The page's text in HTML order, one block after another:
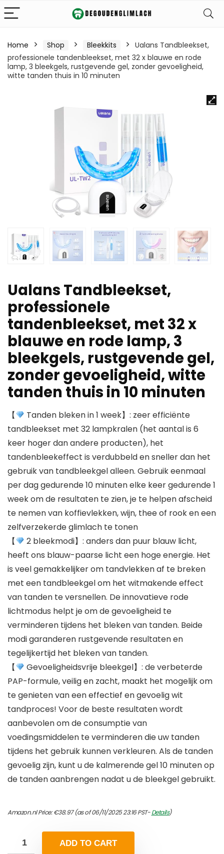
Home Shop Bleekkits
Ualans Tandbleekset,
professionele tandenbleekset, met 32 x blauwe en rode
lamp, 3 bleekgels, rustgevende gel, zonder gevoeligheid,
witte tanden thuis in 10 minuten
Ualans Tandbleekset,
professionele
tandenbleekset, met 32 x
blauwe en rode lamp, 3
bleekgels, rustgevende gel,
zonder gevoeligheid, witte
tanden thuis in 10 minuten
【
Tanden bleken in 1 week】: zeer efficiënte
tandbleekset met 32 lampkralen (het aantal is 6
keer hoger dan andere producten), het
tandenbleekeffect is verdubbeld en sneller dan het
gebruik van tandbleekgel alleen. Gebruik eenmaal
per dag gedurende 10 minuten elke keer gedurende 1
week om de resultaten te zien, je te helpen afscheid
te nemen van koffievlekken, wijn, thee of rook en een
zelfverzekerde glimlach te tonen
【
2 bleekmodi】: anders dan puur blauw licht,
heeft ons blauw-paarse licht een hoge energie. Het
is veel gemakkelijker om tandvlekken af te breken
met een tandbleekgel om het witmakende effect
van tanden te versnellen. De innovatieve rode
lichtmodus helpt je om de gevoeligheid te
verminderen tijdens het bleken van tanden. Beide
modi garanderen rustgevende resultaten en
tegelijkertijd het bleken van tanden.
【
Gevoeligheidsvrije bleekgel】: de verbeterde
PAP-formule, veilig en zacht, maakt het mogelijk om
te genieten van een effectief en gevoelig wit
tandproces! Voor de beste resultaten wordt
aanbevolen om de consumptie van
voedingsmiddelen te verminderen die uw tanden
tijdens het gebruik kunnen verkleuren. Als de tanden
gevoelig zijn, kunt u de kalmerende gel 10 minuten op
de tanden aanbrengen nadat u de bleekgel gebruikt.
Amazon.nl Price:€38.97(as of 06/11/2025 23:16 PST-Details)
ADD TO CART